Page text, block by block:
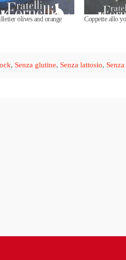
olives and orange
Coppette allo
, Senza glutine, Senza lattosio,